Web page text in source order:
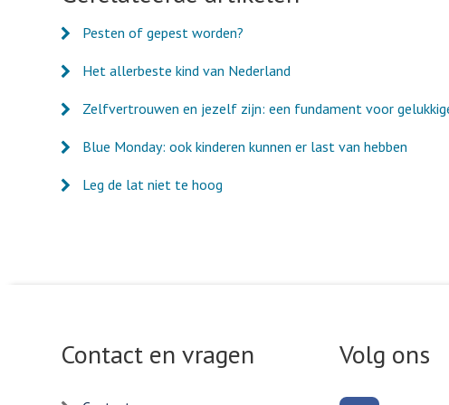
Pesten of gepest worden?
Het allerbeste kind van Nederland
Zelfvertrouwen en jezelf zijn: een fundament voor
Blue Monday: ook kinderen kunnen er last van hebben
Leg de lat niet te hoog
Contact en vragen Volg ons